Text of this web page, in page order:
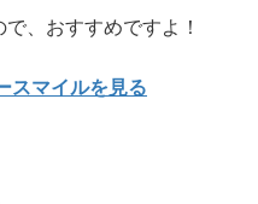
、おすすめですよ！
スマイルを見る